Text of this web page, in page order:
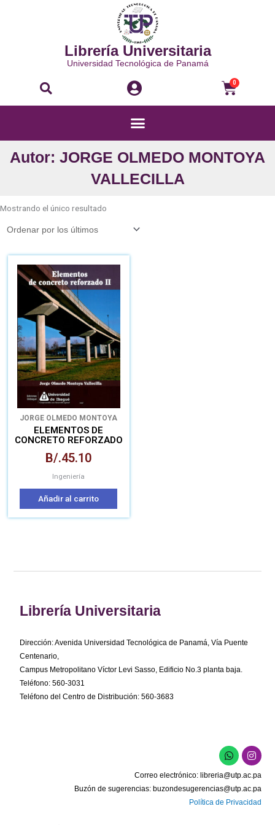
Librería Universitaria
Universidad Tecnológica de Panamá
Buscar 0
Menú
Autor: JORGE OLMEDO MONTOYA
VALLECILLA
Mostrando el único resultado
JORGE OLMEDO MONTOYA
VALLECILLA
ELEMENTOS DE
CONCRETO REFORZADO
B/.45.10
Ingeniería
Añadir al carrito
Librería Universitaria
Dirección: Avenida Universidad Tecnológica de Panamá, Vía Puente
Centenario,
Campus Metropolitano Víctor Levi Sasso, Edificio No.3 planta baja.
Teléfono: 560-3031
Teléfono del Centro de Distribución: 560-3683
W
h
a
t
s
a
p
I
n
s
t
a
g
r
Correo electrónico: libreria@utp.ac.pa
Buzón de sugerencias: buzondesugerencias@utp.ac.pa
Política de Privacidad